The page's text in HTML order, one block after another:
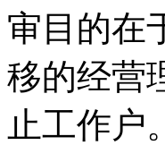
审目的在
移的经营
止工作户。